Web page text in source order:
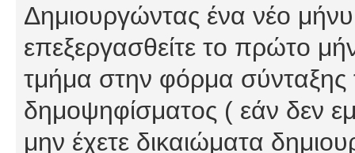
Δημιουργώντας ένα νέο
επεξεργασθείτε το πρώτο
τμήμα στην φόρμα σύνταξης
δημοψηφίσματος ( εάν δεν
μην έχετε δικαιώματα